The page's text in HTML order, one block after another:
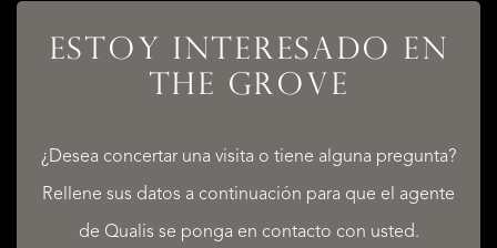
ESTOY INTERESADO EN
THE GROVE
¿Desea concertar una visita o tiene alguna pregunta?
Rellene sus datos a continuación para que el agente
de Qualis se ponga en contacto con usted.